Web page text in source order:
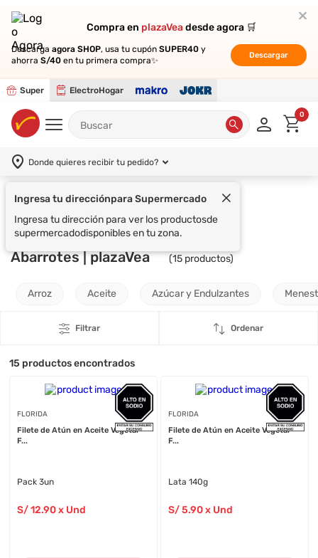
Compra en plazaVeadesde agora 🛒
Descarga agora SHOP, usa tu cupón SUPER40 y
ahorra S/40 en tu primera compra✨
Descargar
Super ElectroHogar
Compra en plazaVeadesde agora 🛒
Descarga agora SHOP, usa tu cupón SUPER40 y
ahorra S/40 en tu primera compra✨
Descargar
0
Donde quieres recibir tu pedido?
Ingresa tu direcciónpara Supermercado
Ingresa tu dirección para ver los productosde
supermercadodisponibles en tu zona.
Supermercado FLORIDA
Abarrotes | plazaVea (15 productos)
Arroz Aceite Azúcar y Endulzantes
Filtrar Ordenar
15 productos encontrados
FLORIDA
Filete de Atún en Aceite Vegetal
F...
Pack 3un
S/12.90 x Und
FLORIDA
Filete de Atún en Aceite Vegetal
F...
Lata 140g
S/5.90x Und